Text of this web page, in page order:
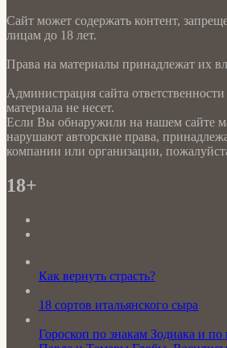
Сайт может содержать контент,
лицам до 18 лет.
Права на материалы принадлежат их
Администрация сайта
материала не несет.
Если Вы обнаружили на нашем сайте
нарушают авторские права,
компании или организации,
18+
Как вернуть страсть?
18 сортов итальянского сыра
Гороскоп по знакам Зодиака и